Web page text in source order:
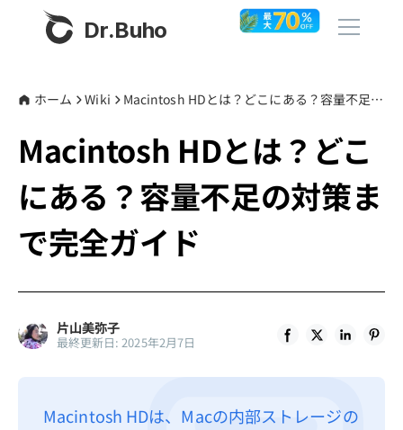
Dr.Buho
製品
BuhoCleaner
BuhoRepair
BuhoLaunchpad
ストア
その他
ホーム Wiki Macintosh HDとは？どこにある？容量不足の対策まで完全ガイド
Macintosh HDとは？どこ
にある？容量不足の対策ま
で完全ガイド
片山美弥子
最終更新日: 2025年2月7日
Macintosh HDは、Macの内部ストレージの